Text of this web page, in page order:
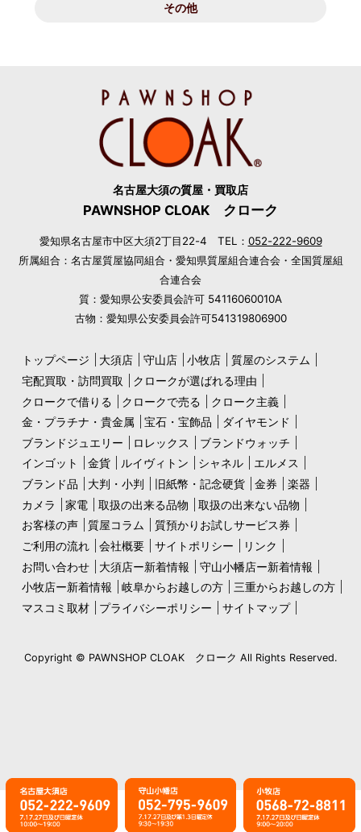
その他
名古屋大須の質屋・買取店
PAWNSHOP CLOAK クローク
愛知県名古屋市中区大須2丁目22-4 TEL： 052-222-9609
所属組合：名古屋質屋協同組合・愛知県質屋組合連合会・全国質屋組
合連合会
質：愛知県公安委員会許可 54116060010A
古物：愛知県公安委員会許可541319806900
トップページ 大須店 守山店 小牧店
質屋のシステム
宅配買取・訪問買取
クロークが選ばれる理由
クロークで借りる
クロークで売る
クローク主義
金・プラチナ・貴金属
宝石・宝飾品
ダイヤモンド
ブランドジュエリー
ロレックス
ブランドウォッチ
インゴット
金貨 ルイヴィトン シャネル
エルメス
ブランド品
大判・小判 旧紙幣・記念硬貨 金券
楽器
カメラ
家電 取扱の出来る品物
取扱の出来ない品物
お客様の声
質屋コラム
質預かりお試しサービス券
ご利用の流れ
会社概要 サイトポリシー
リンク
お問い合わせ
大須店ー新着情報
守山小幡店ー新着情報
小牧店ー新着情報
岐阜からお越しの方
三重からお越しの方
マスコミ取材
プライバシーポリシー サイトマップ
Copyright © PAWNSHOP CLOAK クローク All Rights Reserved.